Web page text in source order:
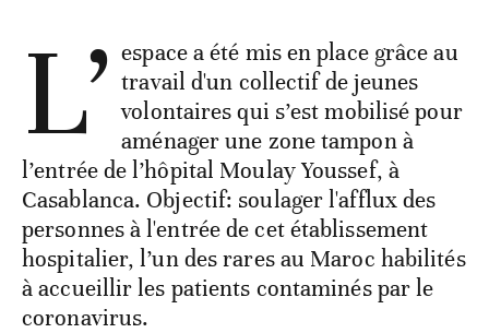
L’ espace a été mis en place grâce au
travail d'un collectif de jeunes
volontaires qui s’est mobilisé pour
aménager une zone tampon à
l’entrée de l’hôpital Moulay Youssef, à
Casablanca. Objectif: soulager l'afflux des
personnes à l'entrée de cet établissement
hospitalier, l’un des rares au Maroc habilités
à accueillir les patients contaminés par le
coronavirus.